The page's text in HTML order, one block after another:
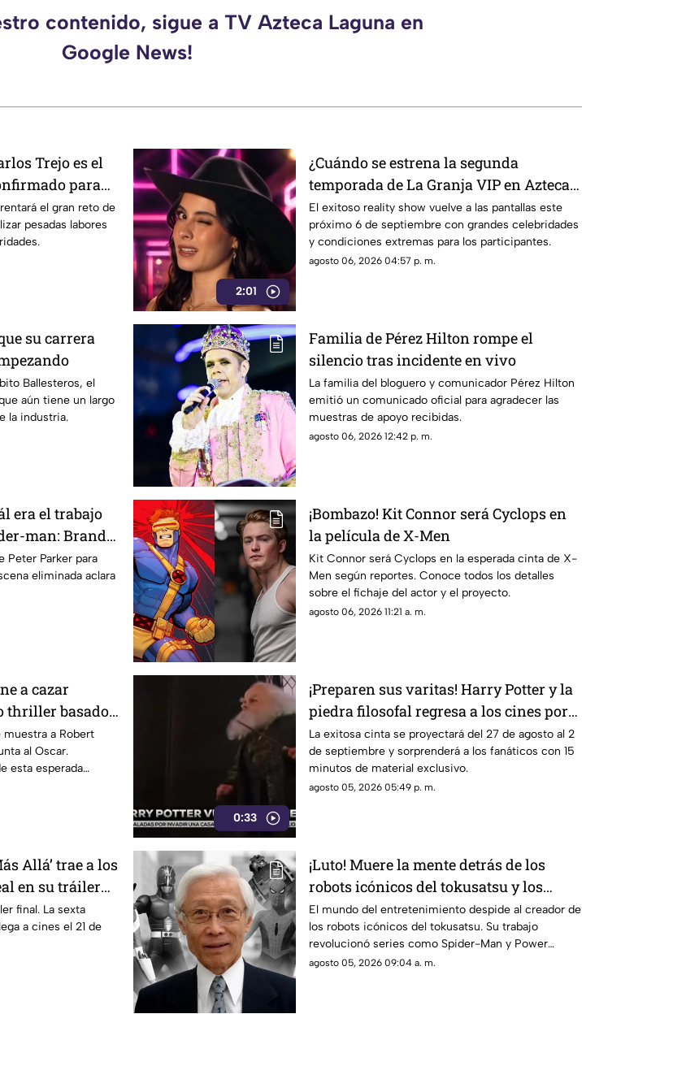
contenido, sigue a TV Azteca Laguna en
Google News!
Trejo es el
para
el gran reto de
pesadas labores
2:01
¿Cuándo se estrena la segunda
temporada de La Granja VIP en Azteca
Uno?
El exitoso reality show vuelve a las pantallas este
próximo 6 de septiembre con grandes celebridades
y condiciones extremas para los participantes.
agosto 06, 2026 04:57 p. m.
su carrera
Ballesteros, el
aún tiene un largo
la industria.
Familia de Pérez Hilton rompe el
silencio tras incidente en vivo
La familia del bloguero y comunicador Pérez Hilton
emitió un comunicado oficial para agradecer las
muestras de apoyo recibidas.
agosto 06, 2026 12:42 p. m.
era el trabajo
man: Brand
Peter Parker para
eliminada aclara
¡Bombazo! Kit Connor será Cyclops en
la película de X-Men
Kit Connor será Cyclops en la esperada cinta de X-
Men según reportes. Conoce todos los detalles
sobre el fichaje del actor y el proyecto.
agosto 06, 2026 11:21 a. m.
a cazar
thriller basado
a Robert
al Oscar.
esta esperada
0:33
¡Preparen sus varitas! Harry Potter y la
piedra filosofal regresa a los cines por
su 25 aniversario
La exitosa cinta se proyectará del 27 de agosto al 2
de septiembre y sorprenderá a los fanáticos con 15
minutos de material exclusivo.
agosto 05, 2026 05:49 p. m.
Allá’ trae a los
en su tráiler
final. La sexta
a cines el 21 de
¡Luto! Muere la mente detrás de los
robots icónicos del tokusatsu y los
Power Rangers
El mundo del entretenimiento despide al creador de
los robots icónicos del tokusatsu. Su trabajo
revolucionó series como Spider-Man y Power
Rangers.
agosto 05, 2026 09:04 a. m.